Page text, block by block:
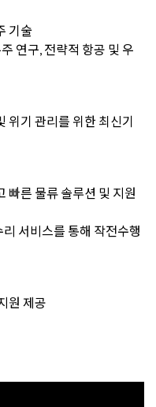
기술
연구, 전략적 항공 및 우
위기 관리를 위한 최신기
빠른 물류 솔루션 및 지원
서비스를 통해 작전수행
원 제공